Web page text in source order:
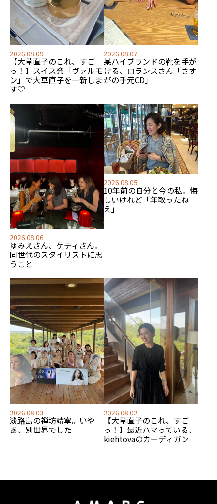
2026.08.09
【大草直子のこれ、すご
っ！】スイス発「ヴァルモ
ン」で大草直子を一新しま
す♡
2026.08.07
某ハイブランドの靴を手が
ける、 ロランスさん「さす
がの手元CD」
2026.08.06
ゆみえさん、ケティさん。
同世代のスタイリストに思
うこと
2026.08.05
10年前の自分と今の私。悔
しいけれど「年取ったね
え」
2026.08.03
淡路島の禅坊靖寧。いや
あ、別世界でした
2026.08.02
【大草直子のこれ、すご
っ！】最近ハマっている、
kiehtovaのカーディガン